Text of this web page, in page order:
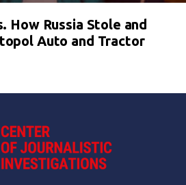
How Russia Stole and
Auto and Tractor